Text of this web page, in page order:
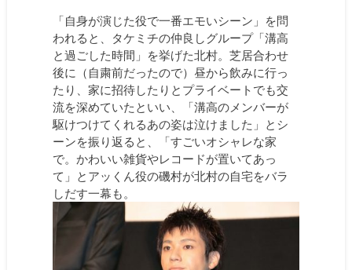
「自身が演じた役で一番エモいシーン」を問
われると、タケミチの仲良しグループ「溝高
と過ごした時間」を挙げた北村。芝居合わせ
後に（自粛前だったので）昼から飲みに行っ
たり、家に招待したりとプライベートでも交
流を深めていたといい、「溝高のメンバーが
駆けつけてくれるあの姿は泣けました」とシ
ーンを振り返ると、「すごいオシャレな家
で。かわいい雑貨やレコードが置いてあっ
て」とアッくん役の磯村が北村の自宅をバラ
しだす一幕も。